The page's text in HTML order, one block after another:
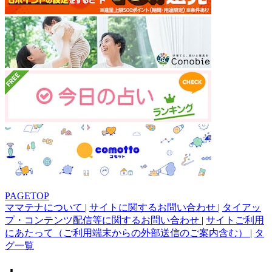
PAGETOP
ママテナについて | サイトに関するお問い合わせ | タイアッ
プ・コンテンツ配信等に関するお問い合わせ | サイトご利用
にあたって（ご利用端末からの外部送信のご案内含む） | タ
グ一覧